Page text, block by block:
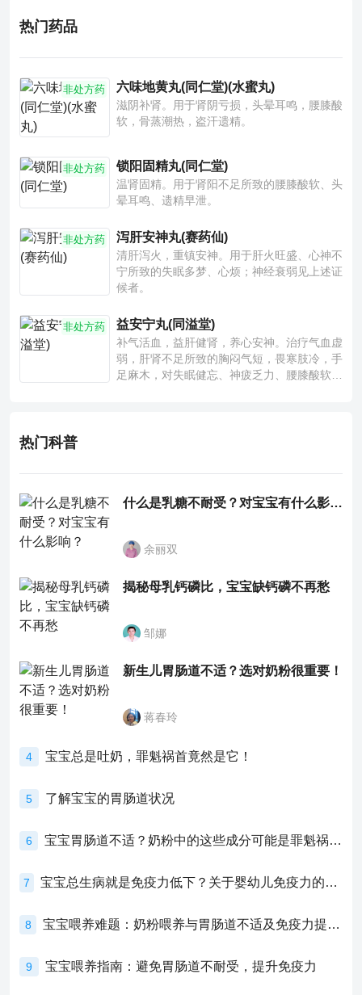
热门药品
非处方药 六味地黄丸(同仁堂)(水蜜丸)
滋阴补肾。用于肾阴亏损，头晕耳鸣，腰膝酸
软，骨蒸潮热，盗汗遗精。
非处方药 锁阳固精丸(同仁堂)
温肾固精。用于肾阳不足所致的腰膝酸软、头
晕耳鸣、遗精早泄。
非处方药 泻肝安神丸(赛药仙)
清肝泻火，重镇安神。用于肝火旺盛、心神不
宁所致的失眠多梦、心烦；神经衰弱见上述证
候者。
非处方药 益安宁丸(同溢堂)
补气活血，益肝健肾，养心安神。治疗气血虚
弱，肝肾不足所致的胸闷气短，畏寒肢冷，手
足麻木，对失眠健忘、神疲乏力、腰膝酸软也
热门科普
什么是乳糖不耐受？对宝宝有什么影响？
余丽双
揭秘母乳钙磷比，宝宝缺钙磷不再愁
邹娜
新生儿胃肠道不适？选对奶粉很重要！
蒋春玲
4 宝宝总是吐奶，罪魁祸首竟然是它！
5 了解宝宝的胃肠道状况
6 宝宝胃肠道不适？奶粉中的这些成分可能是罪魁祸首！
7 宝宝总生病就是免疫力低下？关于婴幼儿免疫力的真相，家长必须了解！
8 宝宝喂养难题：奶粉喂养与胃肠道不适及免疫力提升的奥秘
9 宝宝喂养指南：避免胃肠道不耐受，提升免疫力